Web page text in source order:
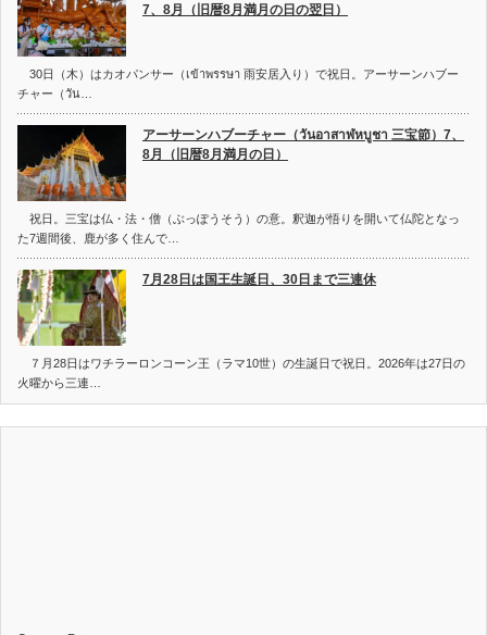
7、8月（旧暦8月満月の日の翌日）
30日（木）はカオパンサー（เข้าพรรษา 雨安居入り）で祝日。アーサーンハブー
チャー（วัน…
アーサーンハブーチャー（วันอาสาฬหบูชา 三宝節）7、
8月（旧暦8月満月の日）
祝日。三宝は仏・法・僧（ぶっぽうそう）の意。釈迦が悟りを開いて仏陀となっ
た7週間後、鹿が多く住んで…
7月28日は国王生誕日、30日まで三連休
７月28日はワチラーロンコーン王（ラマ10世）の生誕日で祝日。2026年は27日の
火曜から三連…